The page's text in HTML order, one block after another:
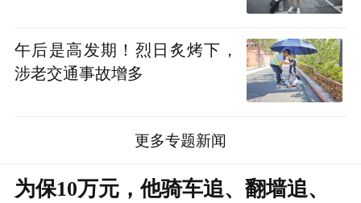
午后是高发期！烈日炙烤下，
涉老交通事故增多
更多专题新闻
为保10万元，他骑车追、翻墙追、